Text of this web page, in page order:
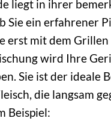
liegt in ihrer
Sie ein erfahrener
erst mit dem Grillen
wird Ihre
Sie ist der ideale
die langsam
Beispiel: